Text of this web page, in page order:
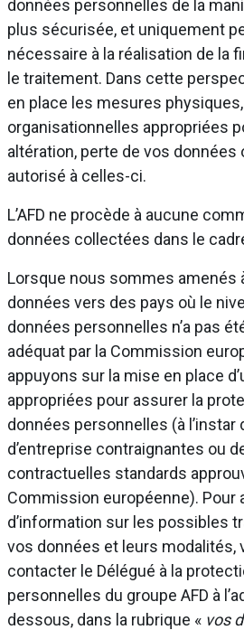
données personnelles de la
plus sécurisée, et uniquement
nécessaire à la réalisation de la
le traitement. Dans cette
en place les mesures
organisationnelles appropriées
altération, perte de vos données
autorisé à celles-ci.
L’AFD ne procède à aucune
données collectées dans le
Lorsque nous sommes amenés
données vers des pays où le
données personnelles n’a pas
adéquat par la Commission
appuyons sur la mise en place
appropriées pour assurer la
données personnelles (à l’instar
d’entreprise contraignantes ou
contractuelles standards
Commission européenne). Pour
d’information sur les possibles
vos données et leurs modalités,
contacter le Délégué à la
personnelles du groupe AFD à
dessous, dans la rubrique « vos